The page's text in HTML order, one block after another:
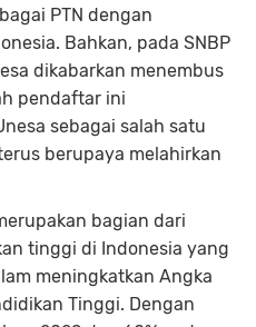
PTN dengan
Bahkan, pada SNBP
dikabarkan menembus
pendaftar ini
sebagai salah satu
berupaya melahirkan
bagian dari
tinggi di Indonesia yang
meningkatkan Angka
Tinggi. Dengan